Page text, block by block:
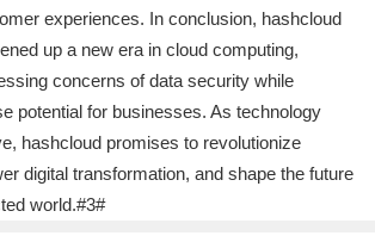
experiences. In conclusion, hashcloud
up a new era in cloud computing,
concerns of data security while
potential for businesses. As technology
hashcloud promises to revolutionize
digital transformation, and shape the future
world.#3#